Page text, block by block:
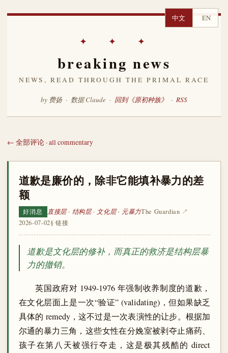
中文 EN
✦ ✦ ✦
breaking news
NEWS, READ THROUGH THE PRIMAL RACE
by 费扬 · 数据 Claude · 回到《原初种族》 · RSS
← 全部评论 · all commentary
道歉是廉价的，除非它能填补暴力的差
额
好消息 直接层 · 结构层 · 文化层 · 元暴力The Guardian ↗
2026-07-02§ 链接
道歉是文化层的修补，而真正的救济是结构层暴
力的撤销。
英国政府对 1949-1976 年强制收养制度的道歉，
在文化层面上是一次“验证” (validating)，但如果缺乏
具体的 remedy，这不过是一次表演性的让步。根据加
尔通的暴力三角，这些女性在分娩室被剥夺止痛药、
孩子在第八天被强行夺走，这是极其残酷的 direct